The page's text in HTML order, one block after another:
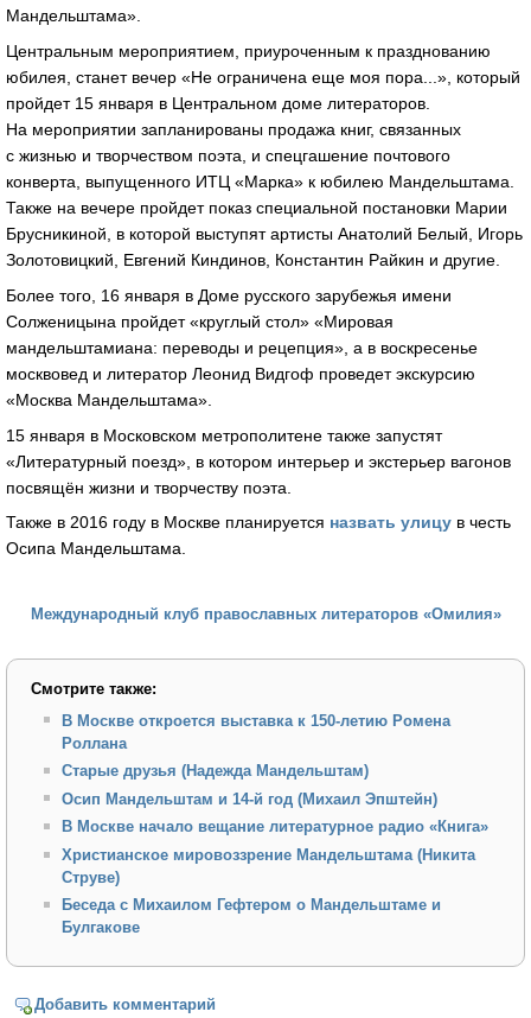
Мандельштама».
Центральным мероприятием, приуроченным к празднованию
юбилея, станет вечер «Не ограничена еще моя пора...», который
пройдет 15 января в Центральном доме литераторов.
На мероприятии запланированы продажа книг, связанных
с жизнью и творчеством поэта, и спецгашение почтового
конверта, выпущенного ИТЦ «Марка» к юбилею Мандельштама.
Также на вечере пройдет показ специальной постановки Марии
Брусникиной, в которой выступят артисты Анатолий Белый, Игорь
Золотовицкий, Евгений Киндинов, Константин Райкин и другие.
Более того, 16 января в Доме русского зарубежья имени
Солженицына пройдет «круглый стол» «Мировая
мандельштамиана: переводы и рецепция», а в воскресенье
москвовед и литератор Леонид Видгоф проведет экскурсию
«Москва Мандельштама».
15 января в Московском метрополитене также запустят
«Литературный поезд», в котором интерьер и экстерьер вагонов
посвящён жизни и творчеству поэта.
Также в 2016 году в Москве планируется назвать улицу в честь
Осипа Мандельштама.
Международный клуб православных литераторов «Омилия»
Смотрите также:
В Москве откроется выставка к 150-летию Ромена
Роллана
Старые друзья (Надежда Мандельштам)
Осип Мандельштам и 14-й год (Михаил Эпштейн)
В Москве начало вещание литературное радио «Книга»
Христианское мировоззрение Мандельштама (Никита
Струве)
Беседа с Михаилом Гефтером о Мандельштаме и
Булгакове
Добавить комментарий